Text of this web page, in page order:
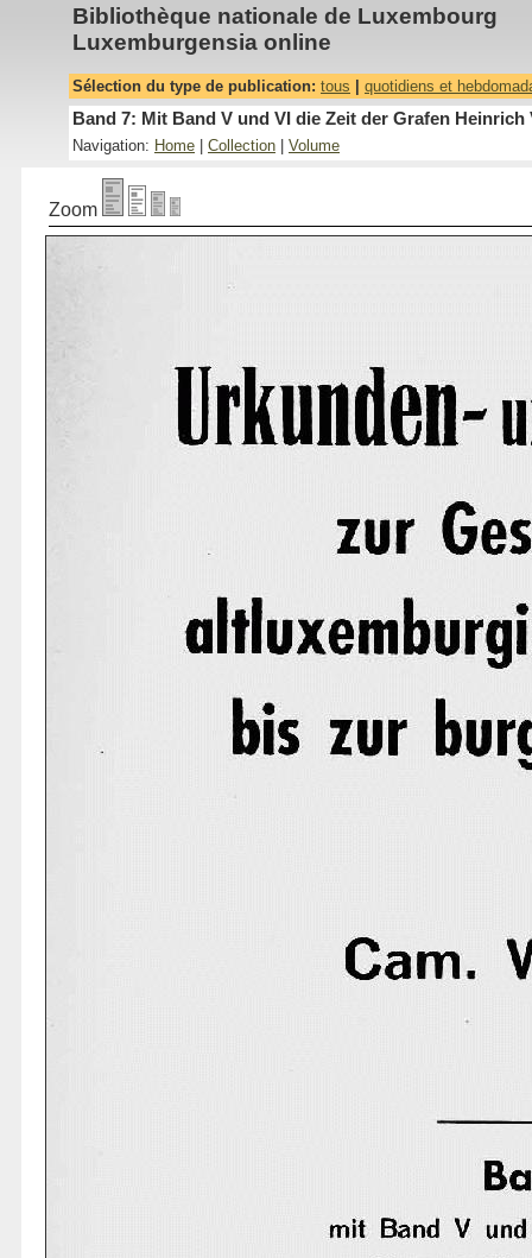
Bibliothèque nationale de Luxembourg
Luxemburgensia online
Sélection du type de publication: tous quotidiens et
Band 7: Mit Band V und VI die Zeit der Grafen
Navigation: Home Collection Volume
Zoom